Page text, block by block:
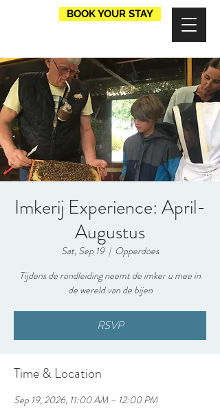
BOOK YOUR STAY
Imkerij Experience: April-
Augustus
Sat, Sep 19
  |
Opperdoes
Tijdens de rondleiding neemt de imker u mee in
de wereld van de bijen
RSVP
Time & Location
Sep 19, 2026, 11:00 AM – 12:00 PM